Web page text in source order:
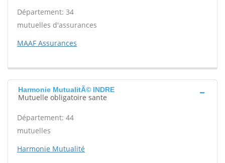
Département: 34
mutuelles d'assurances
MAAF Assurances
Harmonie MutualitÃ© INDRE
Mutuelle obligatoire sante
Département: 44
mutuelles
Harmonie Mutualité